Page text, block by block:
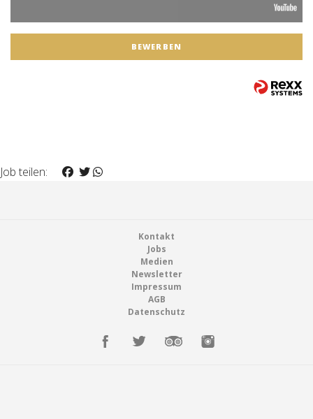
BEWERBEN
Job teilen:
Kontakt
Jobs
Medien
Newsletter
Impressum
AGB
Datenschutz